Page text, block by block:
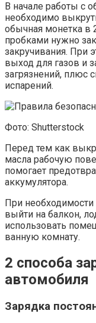
В начале работы с
необходимо
обычная монетка в
пробками нужно
закручивания. При
выход для газов и
загрязнений, плюс
испарений.
Фото: Shutterstock
Перед тем как
масла рабочую
помогает
аккумулятора.
При
выйти на балкон,
использовать
ванную комнату.
2 способа
автомобиля
Зарядка